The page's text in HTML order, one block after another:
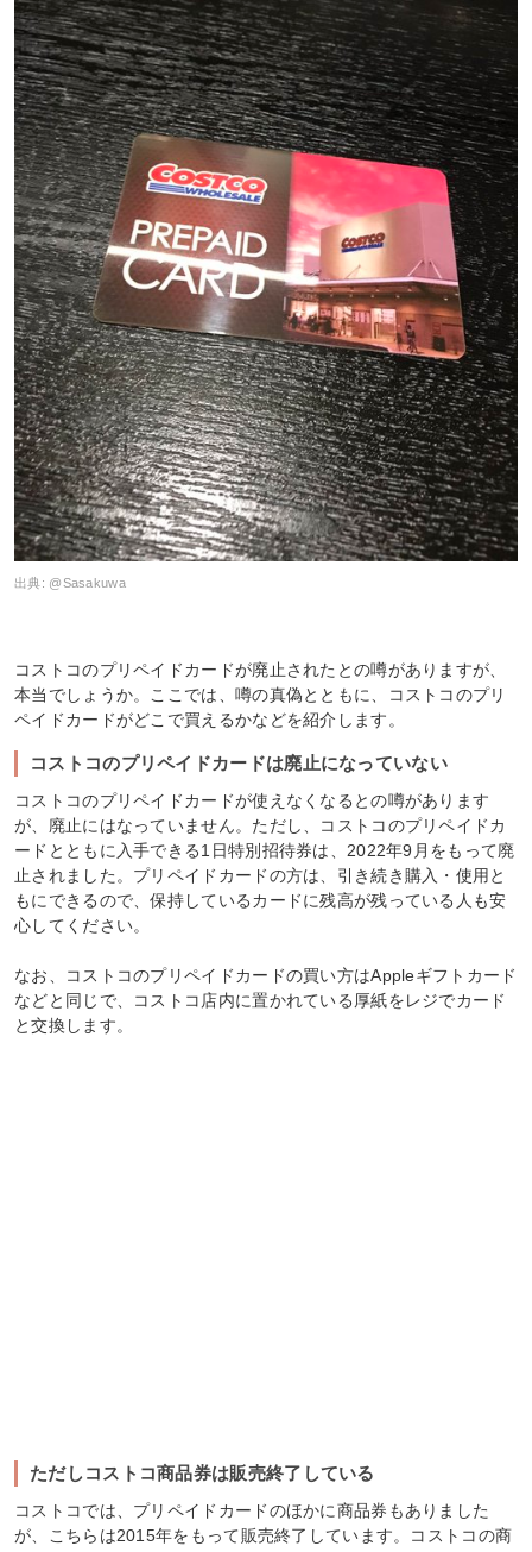
出典: @Sasakuwa
コストコのプリペイドカードが廃止されたとの噂がありますが、
本当でしょうか。ここでは、噂の真偽とともに、コストコのプリ
ペイドカードがどこで買えるかなどを紹介します。
コストコのプリペイドカードは廃止になっていない
コストコのプリペイドカードが使えなくなるとの噂があります
が、廃止にはなっていません。ただし、コストコのプリペイドカ
ードとともに入手できる1日特別招待券は、2022年9月をもって廃
止されました。プリペイドカードの方は、引き続き購入・使用と
もにできるので、保持しているカードに残高が残っている人も安
心してください。
なお、コストコのプリペイドカードの買い方はAppleギフトカード
などと同じで、コストコ店内に置かれている厚紙をレジでカード
と交換します。
ただしコストコ商品券は販売終了している
コストコでは、プリペイドカードのほかに商品券もありました
が、こちらは2015年をもって販売終了しています。コストコの商